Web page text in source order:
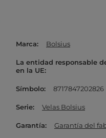
Marca Bolsius
La entidad responsable
en la UE
Símbolo 8717847202826
Serie Velas Bolsius
Garantía Garantía del